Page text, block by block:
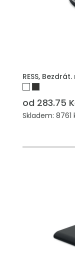
RESS,
od 283.75
Skladem: 8761